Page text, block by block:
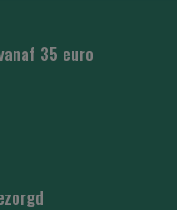
35 euro